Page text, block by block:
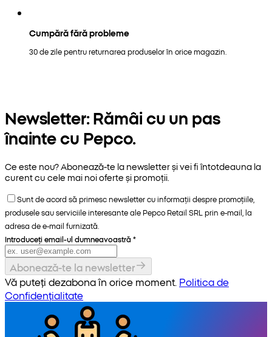
Cumpără fără probleme
30 de zile pentru returnarea produselor în orice magazin.
Newsletter: Rămâi cu un pas
înainte cu Pepco.
Ce este nou? Abonează-te la newsletter și vei fi întotdeauna la
curent cu cele mai noi oferte și promoții.
Sunt de acord să primesc newsletter cu informații despre promoțiile,
produsele sau serviciile interesante ale Pepco Retail SRL prin e-mail, la
adresa de e-mail furnizată.
Introduceți email-ul dumneavoastră *
Abonează-te la newsletter
Vă puteți dezabona în orice moment. Politica de
Confidențialitate